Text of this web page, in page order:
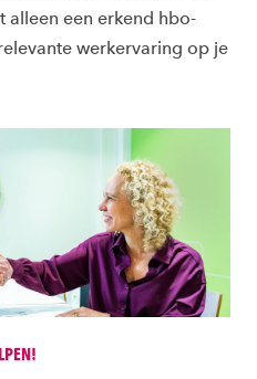
alleen een erkend hbo-
werkervaring op je